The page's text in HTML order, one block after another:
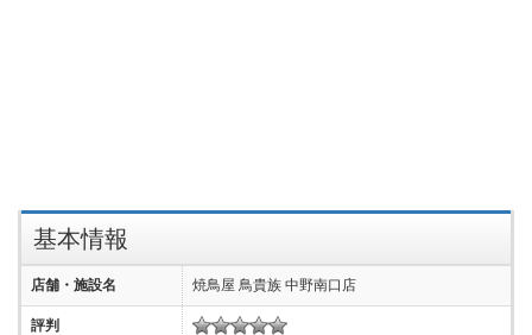
基本情報
店舗・施設名 焼鳥屋 鳥貴族 中野南口店
評判